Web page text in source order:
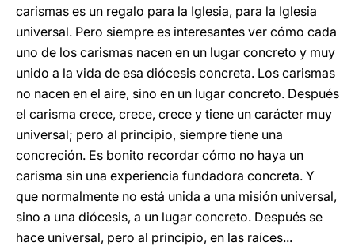
carismas es un regalo para la Iglesia, para la Iglesia
universal. Pero siempre es interesantes ver cómo cada
uno de los carismas nacen en un lugar concreto y muy
unido a la vida de esa diócesis concreta. Los carismas
no nacen en el aire, sino en un lugar concreto. Después
el carisma crece, crece, crece y tiene un carácter muy
universal; pero al principio, siempre tiene una
concreción. Es bonito recordar cómo no haya un
carisma sin una experiencia fundadora concreta. Y
que normalmente no está unida a una misión universal,
sino a una diócesis, a un lugar concreto. Después se
hace universal, pero al principio, en las raíces...